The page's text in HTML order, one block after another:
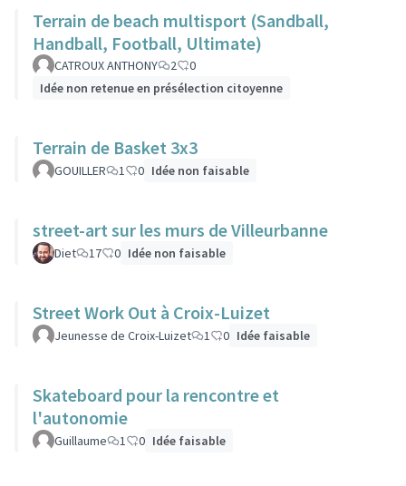
Terrain de beach multisport (Sandball,
Handball, Football, Ultimate)
CATROUX ANTHONY 2
0
Idée non retenue en présélection citoyenne
Terrain de Basket 3x3
GOUILLER 1 0 Idée non faisable
street-art sur les murs de Villeurbanne
Diet 17 0 Idée non faisable
Street Work Out à Croix-Luizet
Jeunesse de Croix-Luizet 1 0 Idée faisable
Skateboard pour la rencontre et
l'autonomie
Guillaume 1 0 Idée faisable